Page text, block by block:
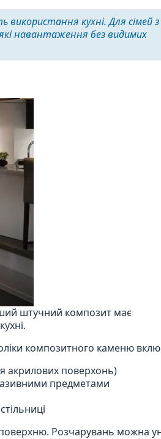
використання кухні. Для сімей з
навантаження без видимих
штучний композит має
композитного каменю
акрилових поверхонь)
предметами
Розчарувань можна